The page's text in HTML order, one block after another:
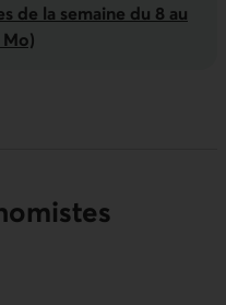
de la semaine du 8 au
Mo)